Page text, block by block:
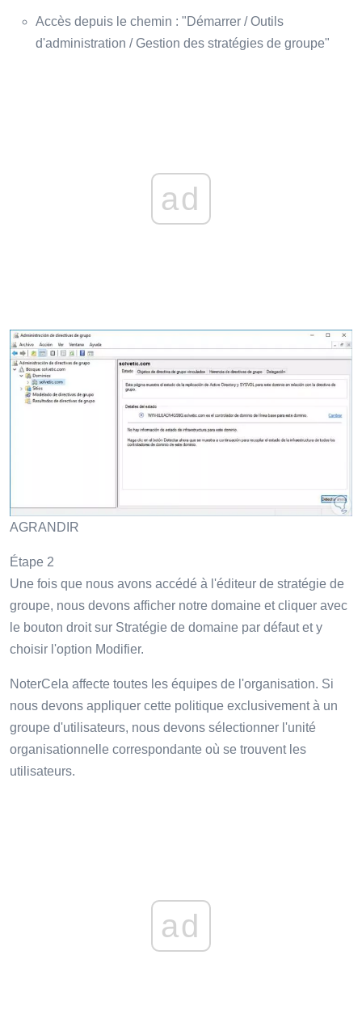
Accès depuis le chemin : "Démarrer / Outils
d'administration / Gestion des stratégies de groupe"
ad
AGRANDIR
Étape 2
Une fois que nous avons accédé à l'éditeur de stratégie de
groupe, nous devons afficher notre domaine et cliquer avec
le bouton droit sur Stratégie de domaine par défaut et y
choisir l'option Modifier.
NoterCela affecte toutes les équipes de l'organisation. Si
nous devons appliquer cette politique exclusivement à un
groupe d'utilisateurs, nous devons sélectionner l'unité
organisationnelle correspondante où se trouvent les
utilisateurs.
ad